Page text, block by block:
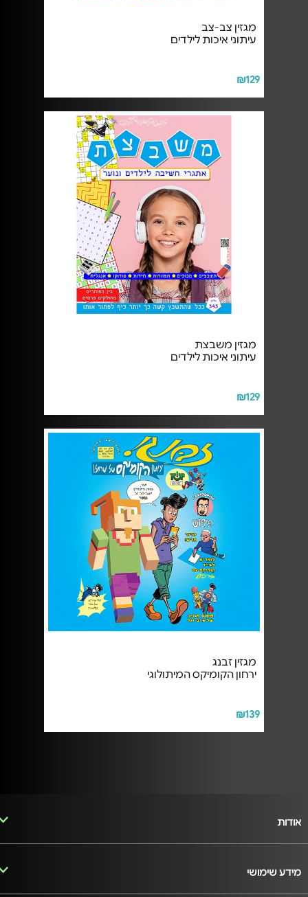
מגזין צב-צב
עיתוני איכות לילדים
₪129
מגזין משבצת
עיתוני איכות לילדים
₪129
מגזין זבנג
ירחון הקומיקס המיתולוגי
₪139
אודות
מידע שימושי